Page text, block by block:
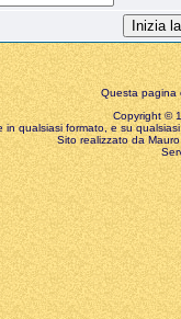
Questa pagina
Copyright ©
in qualsiasi formato, e su
Sito realizzato da